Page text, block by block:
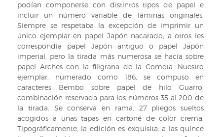
podían componerse con distintos tipos de papel e
incluir un número variable de láminas originales.
Siempre se respetaba la excepción de imprimir un
único ejemplar en papel Japón nacarado; a otros les
correspondía papel Japón antiguo o papel Japón
imperial, pero la tirada más numerosa se hacía sobre
papel Arches con la filigrana de la Cometa. Nuestro
ejemplar, numerado como 186, se compuso en
caracteres Bembo sobre papel de hilo Guarro,
combinación reservada para los números 35 al 200 de
la tirada. Se conserva en rama, 27 pliegos sueltos
acogidos a unas tapas en cartoné de color crema.
Tipográficamente, la edición es exquisita: a las quince